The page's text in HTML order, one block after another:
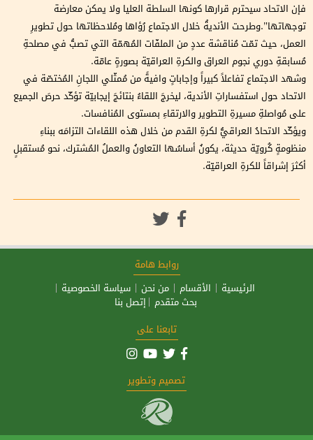
فإن الاتحاد سيحترم قرارها كونها السلطة العليا ولا يمكن معارضة
توجهاتها”.وطرحت الأنديةُ خلال الاجتماع رُؤاها ومُلاحظاتها حول تطويرِ
العمل، حيث تمّت مُناقشة عددٍ من الملفّات المُهمّة التي تصبُّ في مصلحةِ
مُسابقةِ دوري نجوم العراق والكرةِ العراقيّة بصورةٍ عامّة.
وشهد الاجتماع تفاعلاً كبيراً وإجاباتٍ وافيةً من مُمثّلي اللجانِ المُختصّة في
الاتحاد حول استفساراتِ الأندية، ليخرجَ اللقاءُ بنتائجَ إيجابيّة تؤكّد حرصَ الجميع
على مُواصلةِ مسيرةِ التطوير والارتقاءِ بمستوى المُنافسات.
ويؤكّد الاتحادُ العراقيُّ لكرةِ القدم من خلال هذه اللقاءات التزامَه ببناءِ
منظومةٍ كُرويّة حديثة، يكونُ أساسُها التعاونُ والعملُ المُشترك، نحو مُستقبلٍ
أكثرَ إشراقاً للكرةِ العراقيّة.
روابط هامة
الرئيسية
الأقسام من نحن
سياسة الخصوصية
بحث متقدم
إتصل بنا
تابعنا على
تصميم وتطوير